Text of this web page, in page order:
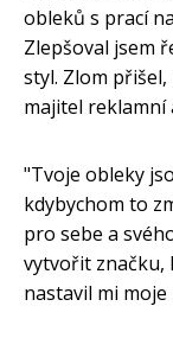
obleků s prací
Zlepšoval jsem
styl. Zlom
majitel reklamní
"Tvoje obleky
kdybychom to
pro sebe a
vytvořit značku,
nastavil mi moje